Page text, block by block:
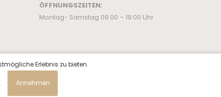
ÖFFNUNGSZEITEN:
Montag- Samstag 09:00 – 19:00 Uhr
Erlebnis zu bieten.
. Annehmen